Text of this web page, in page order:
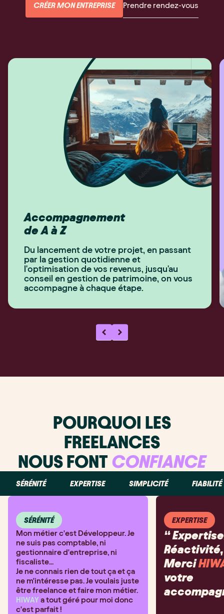
CRÉER MON ENTREPRISE Prendre rendez-vous
Accompagnement
de A à Z
Du lancement de votre projet, en passant
par la gestion quotidienne et
l'optimisation de vos revenus, jusqu'au
conseil en gestion de patrimoine, on vous
accompagne à chaque étape.
POURQUOI LES
FREELANCES
NOUS FONT CONFIANCE
SÉRÉNITÉ EXPERTISE SIMPLICITÉ FIABILITÉ
SÉRÉNITÉ
Mon métier c'est Développeur. Je
ne suis pas comptable, ni
gestionnaire d'entreprise, ni
fiscaliste...
Je ne connais rien de tout ça et ça
ne m'intéresse pas. Je voulais juste
être freelance et faire mon métier.
HIWAYa tout géré pour moi donc
c'est parfait !
EXPERTISE
“
Réactivité,
Merci
votre